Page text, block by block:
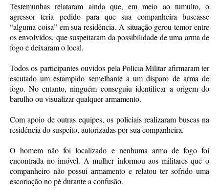
Testemunhas relataram ainda que, em meio ao tumulto, o
agressor teria pedido para que sua companheira buscasse
“alguma coisa” em sua residência. A situação gerou temor entre
os envolvidos, que suspeitaram da possibilidade de uma arma de
fogo e deixaram o local.
Todos os participantes ouvidos pela Polícia Militar afirmaram ter
escutado um estampido semelhante a um disparo de arma de
fogo. No entanto, ninguém conseguiu identificar a origem do
barulho ou visualizar qualquer armamento.
Com apoio de outras equipes, os policiais realizaram buscas na
residência do suspeito, autorizadas por sua companheira.
O homem não foi localizado e nenhuma arma de fogo foi
encontrada no imóvel. A mulher informou aos militares que o
companheiro não possui armamento e relatou ter sofrido uma
escoriação no pé durante a confusão.